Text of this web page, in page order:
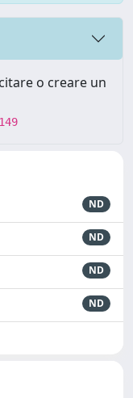
o creare un
ND
ND
ND
ND